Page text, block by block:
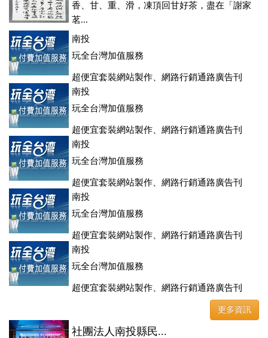
香、甘、重、滑，凍頂回甘好茶，盡在「謝家
茗...
南投
玩全台灣加值服務
超便宜套裝網站製作、網路行銷通路廣告刊
登、訂房系統、客房委託旅行社銷售，全面優惠中....
南投
玩全台灣加值服務
超便宜套裝網站製作、網路行銷通路廣告刊
登、訂房系統、客房委託旅行社銷售，全面優惠中....
南投
玩全台灣加值服務
超便宜套裝網站製作、網路行銷通路廣告刊
登、訂房系統、客房委託旅行社銷售，全面優惠中....
南投
玩全台灣加值服務
超便宜套裝網站製作、網路行銷通路廣告刊
登、訂房系統、客房委託旅行社銷售，全面優惠中....
南投
玩全台灣加值服務
超便宜套裝網站製作、網路行銷通路廣告刊
登、訂房系統、客房委託旅行社銷售，全面優惠中....
更多資訊
社團法人南投縣民...